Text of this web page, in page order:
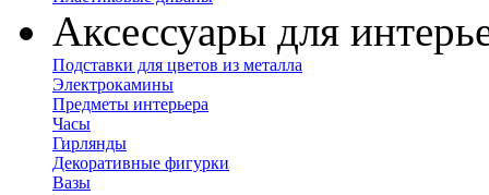
Аксессуары для
Подставки для цветов из металла
Электрокамины
Предметы интерьера
Часы
Гирлянды
Декоративные фигурки
Вазы